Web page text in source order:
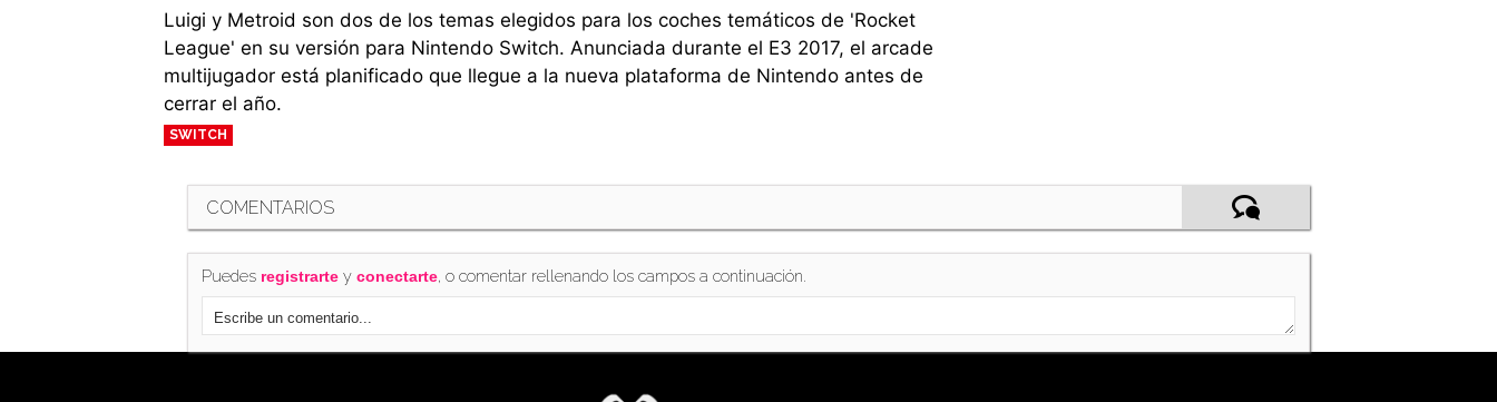
Luigi y Metroid son dos de los temas elegidos para los coches temáticos de 'Rocket
League' en su versión para Nintendo Switch. Anunciada durante el E3 2017, el arcade
multijugador está planificado que llegue a la nueva plataforma de Nintendo antes de
cerrar el año.
SWITCH
COMENTARIOS
Puedes registrartey conectarte, o comentar rellenando los campos a continuación.